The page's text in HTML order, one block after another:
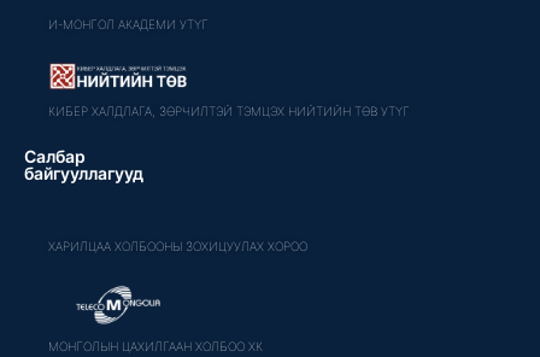
И-МОНГОЛ АКАДЕМИ УТҮГ
КИБЕР ХАЛДЛАГА, ЗӨРЧИЛТЭЙ ТЭМЦЭХ НИЙТИЙН ТӨВ УТҮГ
Салбар
байгууллагууд
ХАРИЛЦАА ХОЛБООНЫ ЗОХИЦУУЛАХ ХОРОО
МОНГОЛЫН ЦАХИЛГААН ХОЛБОО ХК